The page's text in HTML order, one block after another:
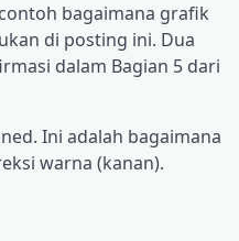
bagaimana grafik
di posting ini. Dua
dalam Bagian 5 dari
Ini adalah bagaimana
warna (kanan).